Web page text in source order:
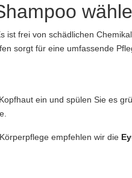
nur diese sind verbindlich.
ist frei von schädlichen
sorgt für eine umfassende
ein und spülen Sie es
empfehlen wir die